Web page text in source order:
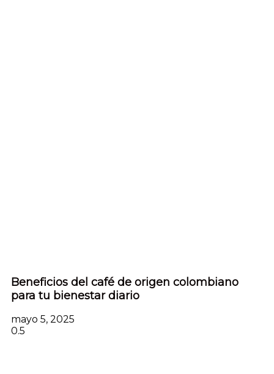
Beneficios del café de origen colombiano
para tu bienestar diario
mayo 5, 2025